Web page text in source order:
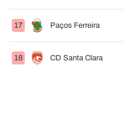
17 Paços Ferreira
18 CD Santa Clara